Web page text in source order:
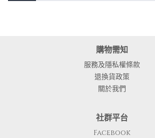
購物需知
服務及隱私權條款
退換貨政策
關於我們
社群平台
Facebook